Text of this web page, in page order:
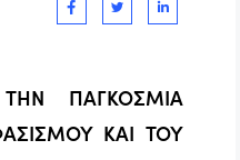
ΠΑΓΚΟΣΜΙΑ
ΚΑΙ ΤΟΥ